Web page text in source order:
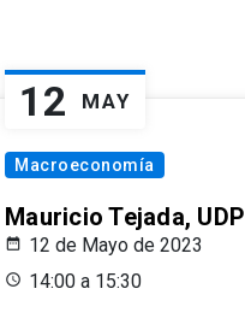
12 MAY
Macroeconomía
Mauricio Tejada, UDP
12 de Mayo de 2023
14:00 a 15:30